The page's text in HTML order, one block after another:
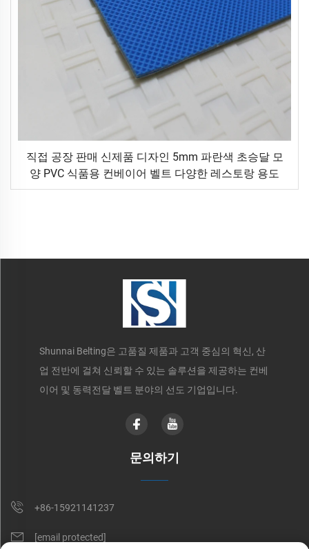
직접 공장 판매 신제품 디자인 5mm 파란색 초승달 모
양 PVC 식품용 컨베이어 벨트 다양한 레스토랑 용도
Shunnai Belting은 고품질 제품과 고객 중심의 혁신, 산
업 전반에 걸쳐 신뢰할 수 있는 솔루션을 제공하는 컨베
이어 및 동력전달 벨트 분야의 선도 기업입니다.
문의하기
+86-15921141237
[email protected]